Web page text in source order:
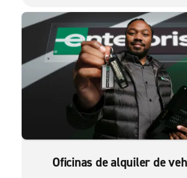
Oficinas de alquiler de